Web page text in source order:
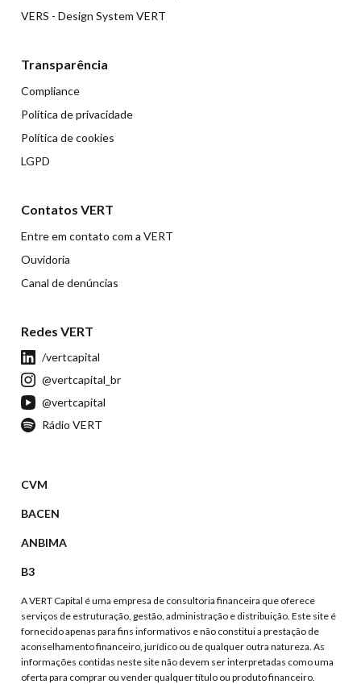
VERS - Design System VERT
Transparência
Compliance
Política de privacidade
Política de cookies
LGPD
Contatos VERT
Entre em contato com a VERT
Ouvidoria
Canal de denúncias
Redes VERT
/vertcapital
@vertcapital_br
@vertcapital
Rádio VERT
CVM
BACEN
ANBIMA
B3
A VERT Capital é uma empresa de consultoria financeira que oferece
serviços de estruturação, gestão, administração e distribuição. Este site é
fornecido apenas para fins informativos e não constitui a prestação de
aconselhamento financeiro, jurídico ou de qualquer outra natureza. As
informações contidas neste site não devem ser interpretadas como uma
oferta para comprar ou vender qualquer título ou produto financeiro.